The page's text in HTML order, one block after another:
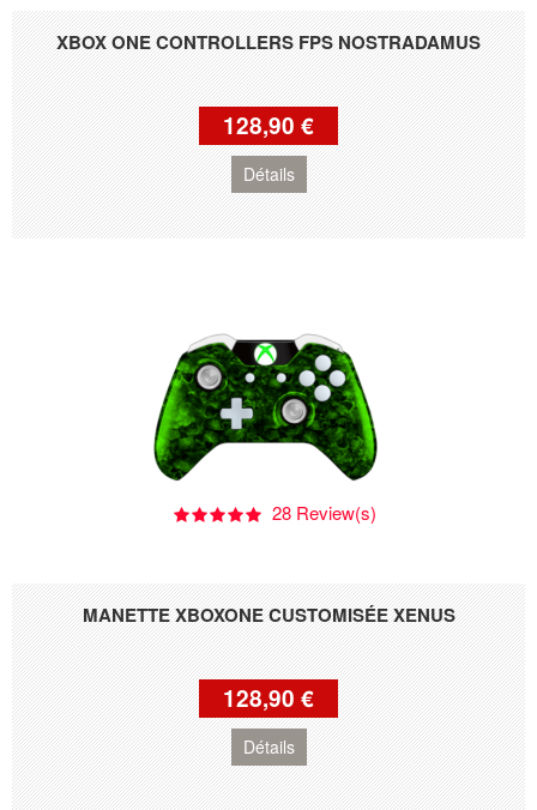
XBOX ONE CONTROLLERS FPS NOSTRADAMUS
128,90 €
Détails
MANETTE XBOXONE CUSTOMISÉE XENUS
28 Review(s)
128,90 €
Détails